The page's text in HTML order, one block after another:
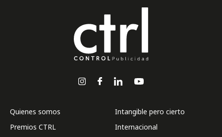
Quienes somos
Premios CTRL
Intangible pero cierto
Internacional